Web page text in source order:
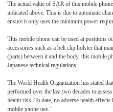
The actual value of SAR of this mobile
indicated above. This is due to automatic
ensure it only uses the minimum power
This mobile phone can be used at positions
accessories such as a belt clip holster that
(parts) between it and the body, this mobile
Japanese technical regulations.
The World Health Organization has stated
performed over the last two decades to
health risk. To date, no adverse health
mobile phone use."